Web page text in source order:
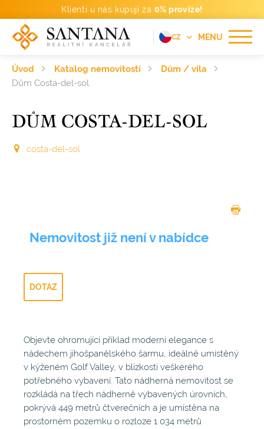
Klienti u nás kupují za 0% provize!
MENU
CZ
PT
Úvod Katalog nemovitostí
Dům / vila
Dům Costa-del-sol
DŮM COSTA-DEL-SOL
costa-del-sol
Nemovitost již není v nabídce
DOTAZ
Objevte ohromující příklad moderní elegance s
nádechem jihošpanělského šarmu, ideálně umístěný
v kýženém Golf Valley, v blízkosti veškerého
potřebného vybavení. Tato nádherná nemovitost se
rozkládá na třech nádherně vybavených úrovních,
pokrývá 449 metrů čtverečních a je umístěna na
prostorném pozemku o rozloze 1 034 metrů